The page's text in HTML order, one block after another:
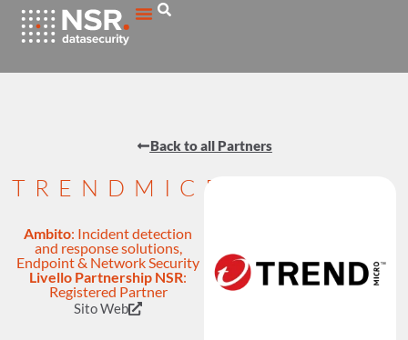
Back to all Partners
TRENDMICRO
Ambito: Incident detection
and response solutions,
Endpoint & Network Security
Livello Partnership NSR:
Registered Partner
Sito Web